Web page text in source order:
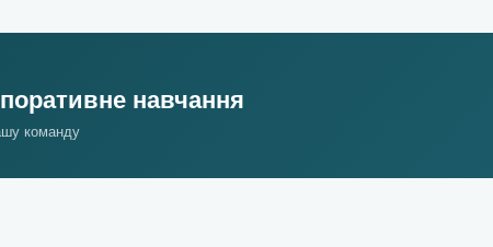
навчання
команду